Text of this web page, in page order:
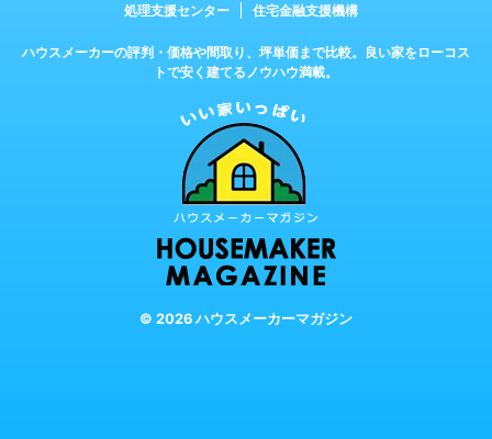
処理支援センター
住宅金融支援機構
ハウスメーカーの評判・価格や間取り、坪単価まで比較。良い家をローコス
トで安く建てるノウハウ満載。
© 2026 ハウスメーカーマガジン